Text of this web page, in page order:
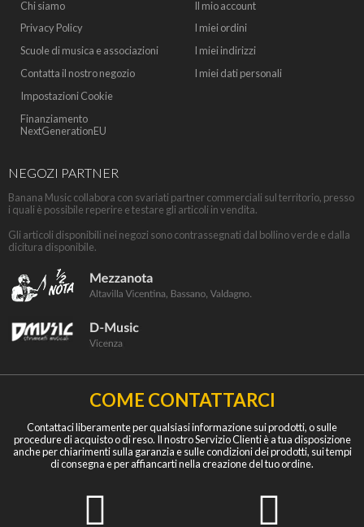
Chi siamo
Privacy Policy
Scuole di musica e associazioni
Contatta il nostro negozio
Impostazioni Cookie
Finanziamento
NextGenerationEU
Il mio account
I miei ordini
I miei indirizzi
I miei dati personali
NEGOZI PARTNER
Banana Music collabora con svariati partner commerciali sul territorio, presso
i quali è possibile reperire e testare gli articoli in vendita.
Gli articoli disponibili nei negozi sono contrassegnati dal bollino verde e dalla
dicitura disponibile.
COME CONTATTARCI
Contattaci liberamente per qualsiasi informazione sui prodotti, o sulle
procedure di acquisto o di reso. Il nostro Servizio Clienti è a tua disposizione
anche per chiarimenti sulla garanzia e sulle condizioni dei prodotti, sui tempi
di consegna e per affiancarti nella creazione del tuo ordine.